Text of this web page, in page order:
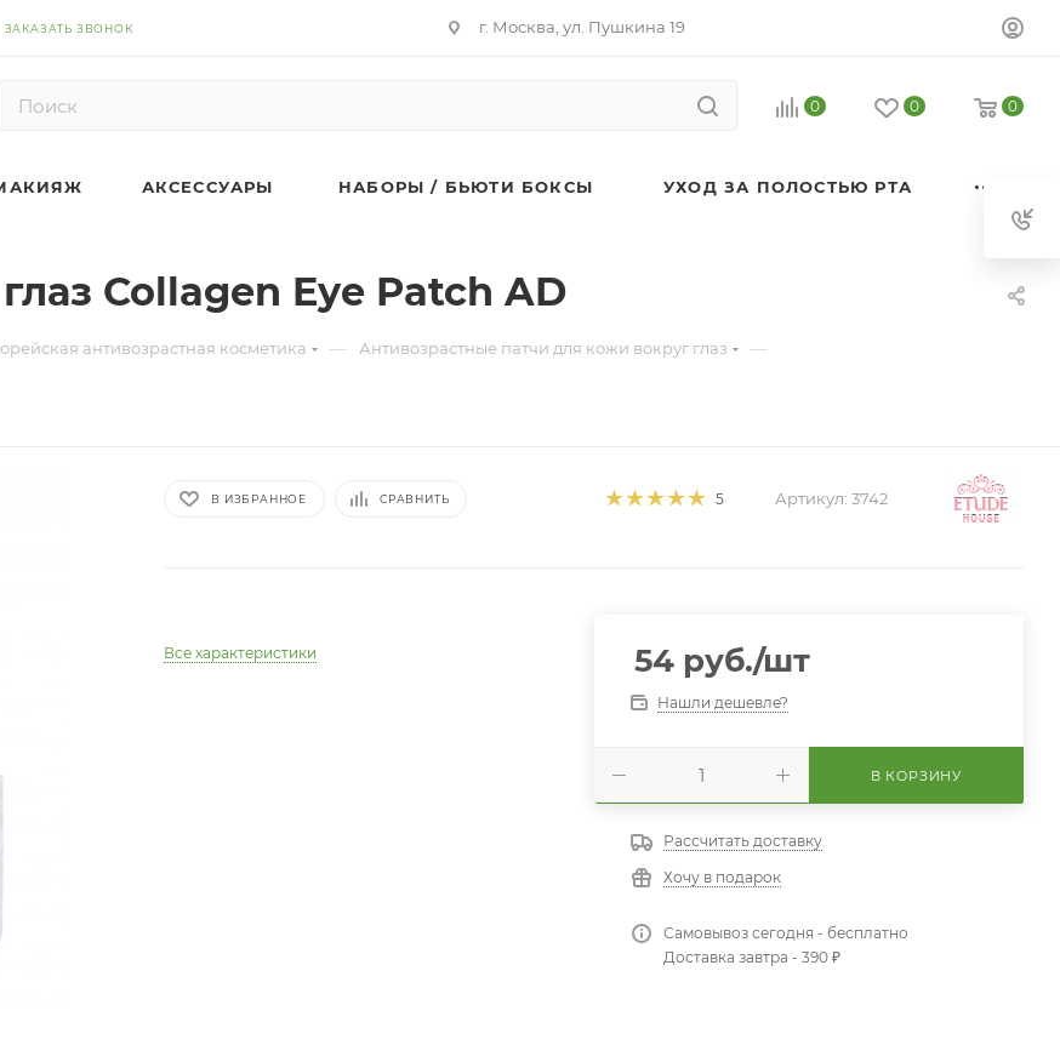
ЗАКАЗАТЬ ЗВОНОК г. Москва, ул. Пушкина 19
0 0 0
АКСЕССУАРЫ НАБОРЫ / БЬЮТИ БОКСЫ УХОД ЗА ПОЛОСТЬЮ РТА
Collagen Eye Patch AD
антивозрастная косметика — Антивозрастные патчи для кожи вокруг глаз —
В ИЗБРАННОЕ СРАВНИТЬ 5 Артикул: 3742
Все характеристики 54руб./шт
Нашли дешевле?
В КОРЗИНУ
Рассчитать доставку
Хочу в подарок
Самовывоз сегодня - бесплатно
Доставка завтра - 390 ₽